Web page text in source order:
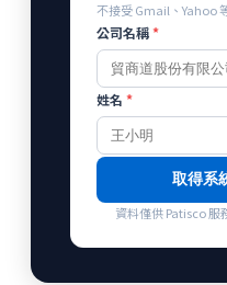
不接受 Gmail、Yahoo
公司名稱*
姓名 *
取得系
資料僅供 Patisco 服